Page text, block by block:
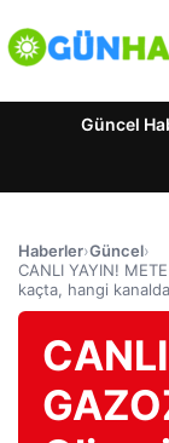
Güncel
Haberler›Güncel›
CANLI YAYIN!
kaçta, hangi